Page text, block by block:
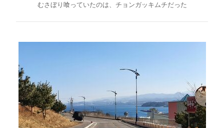
むさぼり喰っていたのは、チョンガッキムチだった